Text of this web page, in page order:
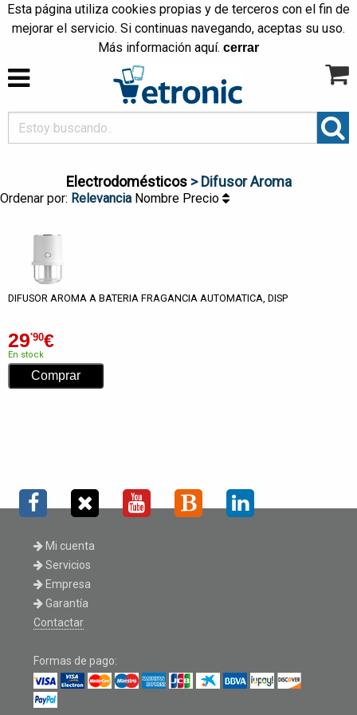
Esta página utiliza cookies propias y de terceros con el fin de
mejorar el servicio. Si continuas navegando, aceptas su uso.
Más información aquí. cerrar
Electrodomésticos> Difusor Aroma
Ordenar por: Relevancia Nombre Precio
DIFUSOR AROMA A BATERIA FRAGANCIA AUTOMATICA, DISP
29'90€
En stock
Mi cuenta
Servicios
Empresa
Garantía
Contactar
Formas de pago: